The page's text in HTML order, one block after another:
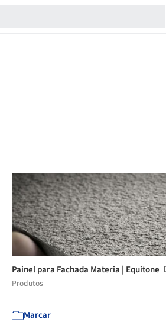
Painel para Fachada Materia | Equitone
Produtos
Marcar